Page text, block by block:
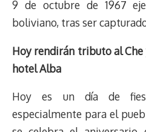
9 de octubre de 1967
boliviano, tras ser
Hoy rendirán tributo al
hotel Alba
Hoy es un día de
especialmente para el